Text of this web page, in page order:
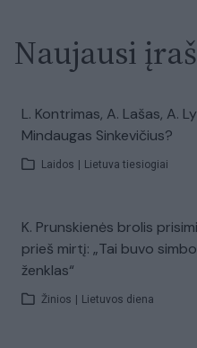
Naujausi
L. Kontrimas, A. Lašas, A.
Mindaugas Sinkevičius?
Laidos Lietuva tiesiogiai
K. Prunskienės brolis
prieš mirtį: „Tai buvo
ženklas“
Žinios Lietuvos diena